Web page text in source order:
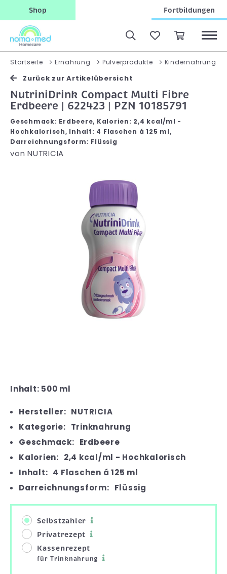
Shop Fortbildungen
Startseite Ernährung Pulverprodukte Kindernahrung
Zurück zur Artikelübersicht
NutriniDrink Compact Multi Fibre
Erdbeere | 622423 | PZN 10185791
Geschmack: Erdbeere, Kalorien: 2,4 kcal/ml -
Hochkalorisch, Inhalt: 4 Flaschen á 125 ml,
Darreichnungsform: Flüssig
von NUTRICIA
Inhalt: 500 ml
Hersteller: NUTRICIA
Kategorie: Trinknahrung
Geschmack: Erdbeere
Kalorien: 2,4 kcal/ml - Hochkalorisch
Inhalt: 4 Flaschen á 125 ml
Darreichnungsform: Flüssig
Selbstzahler
Privatrezept
Kassenrezept
für Trinknahrung